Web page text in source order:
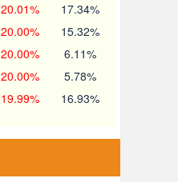
20.01% 17.34%
20.00% 15.32%
20.00% 6.11%
20.00% 5.78%
19.99% 16.93%